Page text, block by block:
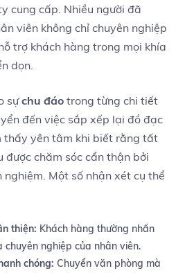
cung cấp.‌ Nhiều người ⁤đã
‍viên‌ không chỉ chuyên nghiệp
trợ ⁣khách hàng trong mọi khía
dọn.
sựchu ‌đáo trong từng chi⁤ tiết‌
đến việc sắp xếp lại đồ đạc
thấy yên tâm khi biết ​rằng tất
được chăm sóc‍ cẩn thận bởi
nghiệm. Một⁣ số nhận ⁣xét cụ thể
thiện: Khách hàng ⁤thường nhấn
chuyên nghiệp của ‍nhân​ viên.
chóng: Chuyển văn phòng mà